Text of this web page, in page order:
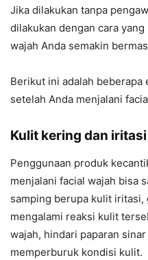
Jika dilakukan tanpa
dilakukan dengan cara
wajah Anda semakin
Berikut ini adalah beberapa
setelah Anda menjalani
Kulit kering dan iritasi
Penggunaan produk
menjalani facial wajah bisa
samping berupa kulit iritasi,
mengalami reaksi kulit
wajah, hindari paparan
memperburuk kondisi kulit.